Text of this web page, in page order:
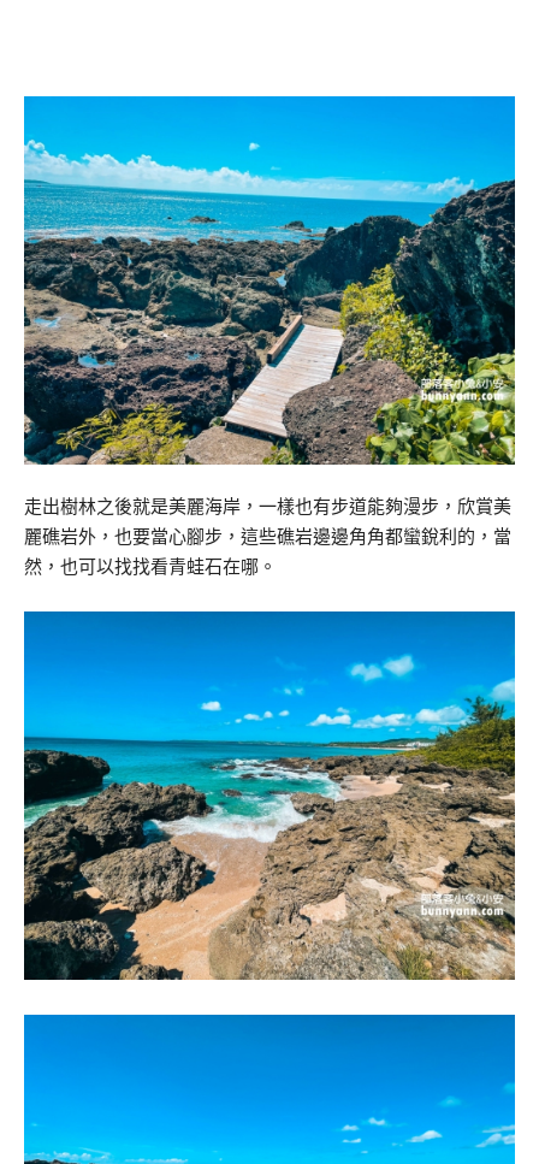
走出樹林之後就是美麗海岸，一樣也有步道能夠漫步，欣賞美
麗礁岩外，也要當心腳步，這些礁岩邊邊角角都蠻銳利的，當
然，也可以找找看青蛙石在哪。